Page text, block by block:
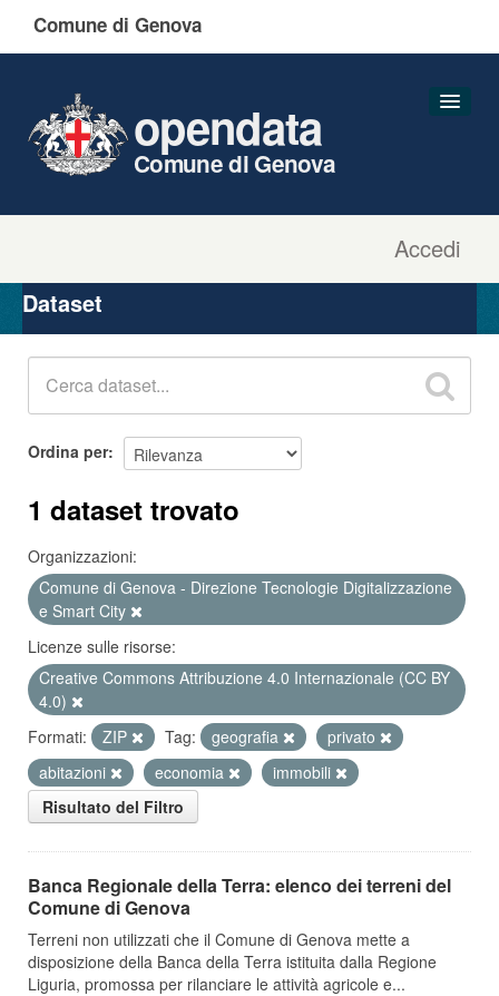
Comune di Genova
Accedi
opendata
Comune di Genova
Organizzazioni
Gruppi
Dataset
Ordina per
1 dataset trovato
Organizzazioni:
Comune di Genova - Direzione Tecnologie Digitalizzazione
e Smart City
Licenze sulle risorse:
Creative Commons Attribuzione 4.0 Internazionale (CC BY
4.0)
Formati:
ZIP Tag: geografia
privato
abitazioni
economia
immobili
Risultato del Filtro
Banca Regionale della Terra: elenco dei terreni del
Comune di Genova
Terreni non utilizzati che il Comune di Genova mette a
disposizione della Banca della Terra istituita dalla Regione
Liguria, promossa per rilanciare le attività agricole e...